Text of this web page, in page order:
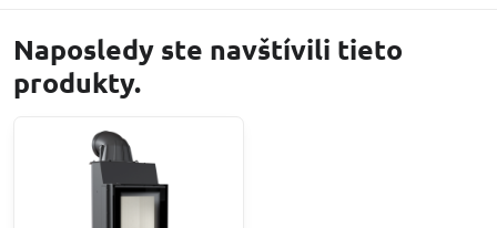
Naposledy ste navštívili tieto
produkty.